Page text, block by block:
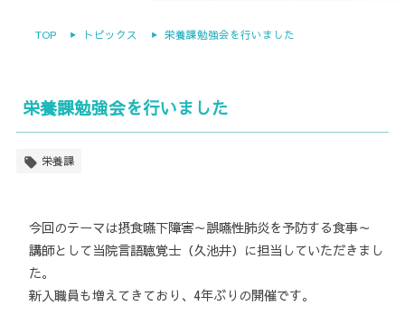
TOP トピックス 栄養課勉強会を行いました
栄養課勉強会を行いました
栄養課
今回のテーマは摂食嚥下障害～誤嚥性肺炎を予防する食事～
講師として当院言語聴覚士（久池井）に担当していただきまし
た。
新入職員も増えてきており、4年ぶりの開催です。